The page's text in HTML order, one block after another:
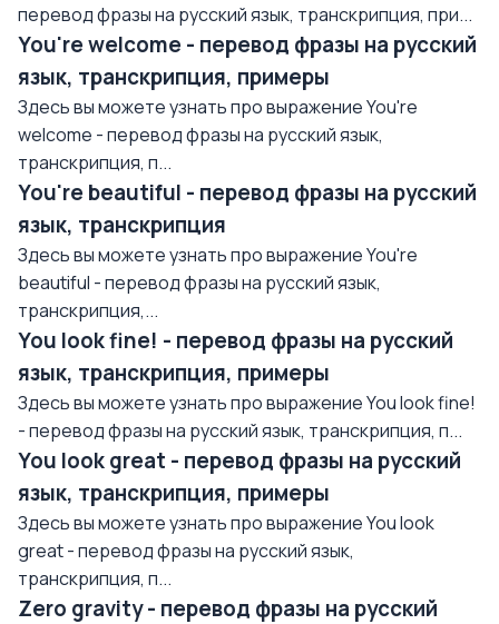
перевод фразы на русский язык, транскрипция, при...
You're welcome - перевод фразы на русский
язык, транскрипция, примеры
Здесь вы можете узнать про выражение You're
welcome - перевод фразы на русский язык,
транскрипция, п...
You're beautiful - перевод фразы на русский
язык, транскрипция
Здесь вы можете узнать про выражение You're
beautiful - перевод фразы на русский язык,
транскрипция,...
You look fine! - перевод фразы на русский
язык, транскрипция, примеры
Здесь вы можете узнать про выражение You look fine!
- перевод фразы на русский язык, транскрипция, п...
You look great - перевод фразы на русский
язык, транскрипция, примеры
Здесь вы можете узнать про выражение You look
great - перевод фразы на русский язык,
транскрипция, п...
Zero gravity - перевод фразы на русский